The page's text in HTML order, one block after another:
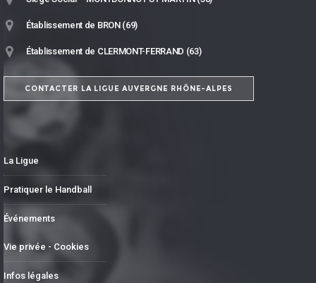
Établissement de BRON (69)
Établissement de CLERMONT-FERRAND (63)
CONTACTER LA LIGUE AUVERGNE RHÔNE-ALPES
La Ligue
Pratiquer le Handball
Événements
Vie privée - Cookies
Infos légales